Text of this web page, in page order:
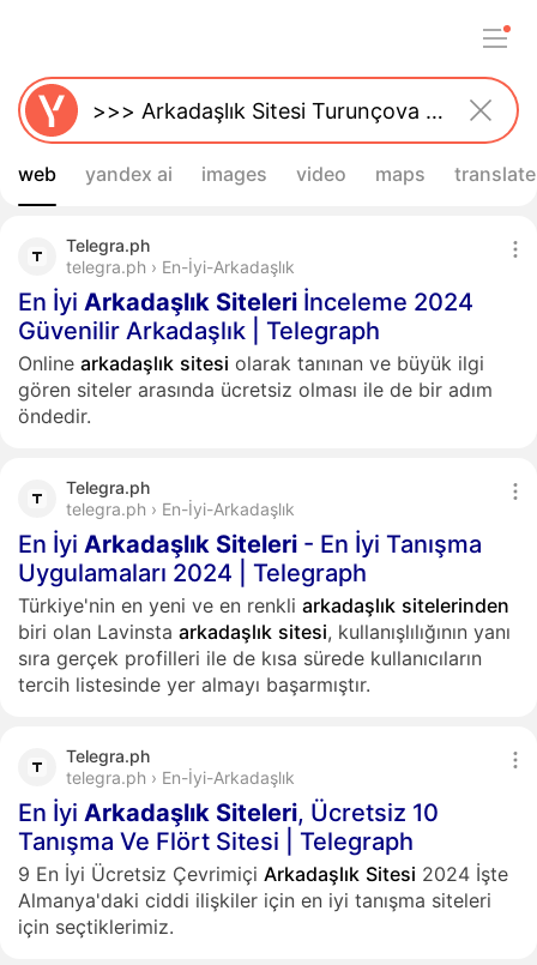
web yandex ai images video maps translate
Telegra.ph
telegra.ph › En-İyi-Arkadaşlık
En İyi Arkadaşlık Siteleri İnceleme 2024
Güvenilir Arkadaşlık | Telegraph
Online arkadaşlık sitesi olarak tanınan ve büyük ilgi
gören siteler arasında ücretsiz olması ile de bir adım
öndedir.
Telegra.ph
telegra.ph › En-İyi-Arkadaşlık
En İyi Arkadaşlık Siteleri - En İyi Tanışma
Uygulamaları 2024 | Telegraph
Türkiye'nin en yeni ve en renkli arkadaşlık sitelerinden
biri olan Lavinsta arkadaşlık sitesi, kullanışlılığının yanı
sıra gerçek profilleri ile de kısa sürede kullanıcıların
tercih listesinde yer almayı başarmıştır.
Telegra.ph
telegra.ph › En-İyi-Arkadaşlık
En İyi Arkadaşlık Siteleri, Ücretsiz 10
Tanışma Ve Flört Sitesi | Telegraph
9 En İyi Ücretsiz Çevrimiçi Arkadaşlık Sitesi 2024 İşte
Almanya'daki ciddi ilişkiler için en iyi tanışma siteleri
için seçtiklerimiz.